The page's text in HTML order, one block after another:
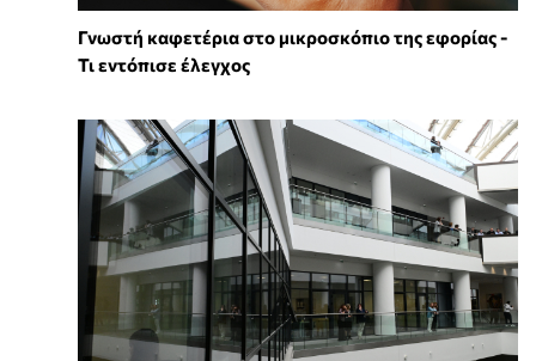
Γνωστή καφετέρια στο μικροσκόπιο της εφορίας -
Τι εντόπισε έλεγχος